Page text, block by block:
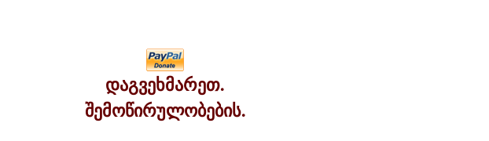
დაგვეხმარეთ.
შემოწირულობების.